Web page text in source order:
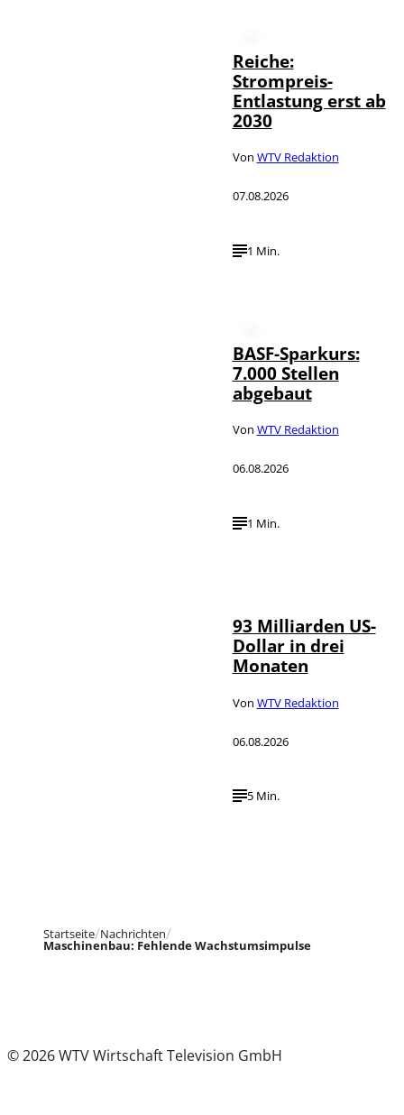
Reiche:
Strompreis-
Entlastung erst ab
2030
Von WTV Redaktion
07.08.2026
1 Min.
BASF-Sparkurs:
7.000 Stellen
abgebaut
Von WTV Redaktion
06.08.2026
1 Min.
93 Milliarden US-
Dollar in drei
Monaten
Von WTV Redaktion
06.08.2026
5 Min.
Startseite Nachrichten
Maschinenbau: Fehlende Wachstumsimpulse
© 2026 WTV Wirtschaft Television GmbH